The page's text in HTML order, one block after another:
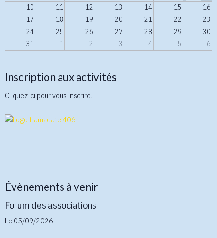
10
11 12 13 14 15
16
17
18 19 20 21 22
23
24
25 26 27 28 29
30
31
1 2 3 4 5 6
Inscription aux activités
Cliquez ici pour vous inscrire.
Évènements à venir
Forum des associations
Le 05/09/2026